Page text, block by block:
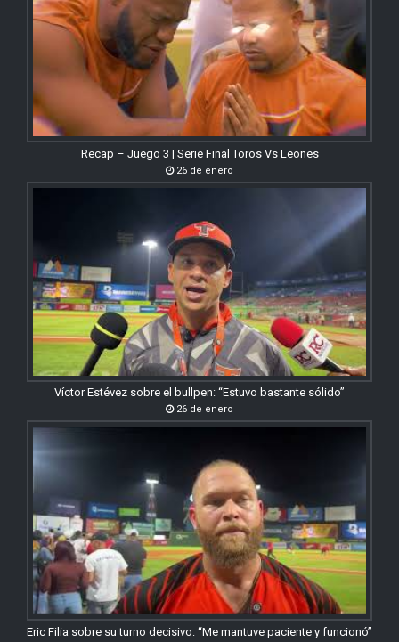
Recap – Juego 3 | Serie Final Toros Vs Leones
26 de enero
Víctor Estévez sobre el bullpen: “Estuvo bastante sólido”
26 de enero
Eric Filia sobre su turno decisivo: “Me mantuve paciente y funcionó”